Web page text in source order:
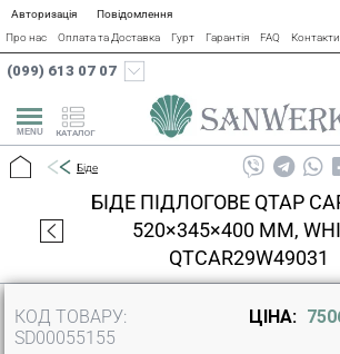
Авторизація
Повідомлення
Про нас
Оплата та Доставка Гурт Гарантія FAQ Контакти
(099) 613 07 07
КАТАЛОГ
Біде
БІДЕ ПІДЛОГОВЕ QTAP
520×345×400 ММ,
QTCAR29W49031
КОД ТОВАРУ:
SD00055155
ЦІНА: